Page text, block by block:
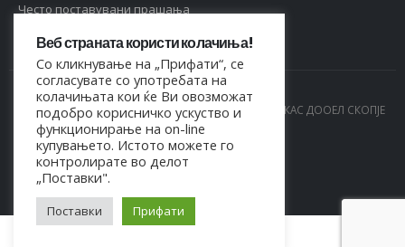
Често поставувани прашања
© Copyright 2021. Сите права се задржани од МАРКАС ДООЕЛ СКОПЈЕ
- 4044021518150
Веб страната користи колачиња!
Со кликнување на „Прифати“, се
согласувате со употребата на
колачињата кои ќе Ви овозможат
подобро корисничко ускуство и
функционирање на on-line
купувањето. Истото можете го
контролирате во делот
„Поставки".
Поставки Прифати